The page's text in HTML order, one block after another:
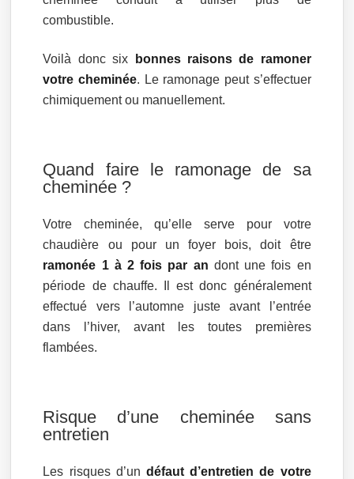
combustible.
Voilà donc six
bonnes raisons de ramoner
votre cheminée. Le ramonage peut s’effectuer
chimiquement ou manuellement.
Quand faire le ramonage de sa
cheminée ?
Votre cheminée, qu’elle serve pour votre
chaudière ou pour un foyer bois, doit être
ramonée 1 à 2 fois par an dont une fois en
période de chauffe. Il est donc généralement
effectué vers l’automne juste avant l’entrée
dans l’hiver, avant les toutes premières
flambées.
Risque d’une cheminée sans
entretien
Les risques d’un défaut d’entretien de votre